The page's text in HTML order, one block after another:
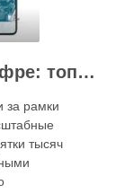
Кулинарная вселенная в цифре: топ-3 самых больших электронных книг рецептов
за рамки
тысяч